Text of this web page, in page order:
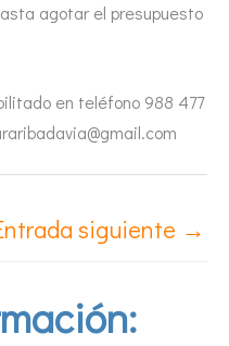
agotar el presupuesto
en teléfono 988 477
siguiente →